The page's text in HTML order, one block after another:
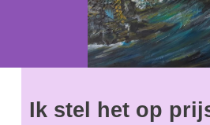
Ik stel het op